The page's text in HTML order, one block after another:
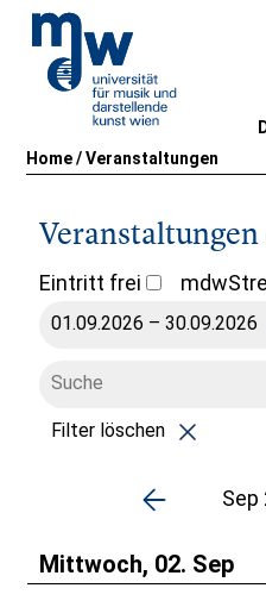
Home/Veranstaltungen
Eintritt frei
Filter löschen
Sep
Mittwoch, 02. Sep